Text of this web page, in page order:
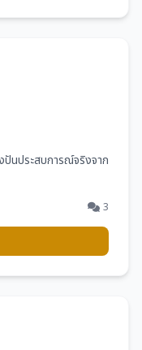
ปันประสบการณ์จริงจาก
3